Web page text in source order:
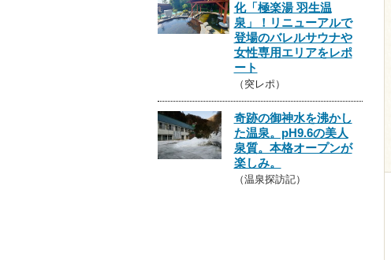
化「極楽湯 羽生温
泉」！リニューアルで
登場のバレルサウナや
女性専用エリアをレポ
ート
（突レポ）
奇跡の御神水を沸かし
た温泉。pH9.6の美人
泉質。本格オープンが
楽しみ。
（温泉探訪記）